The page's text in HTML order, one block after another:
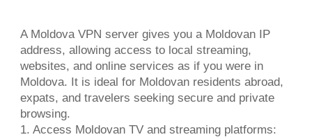
A Moldova VPN server gives you a Moldovan IP
address, allowing access to local streaming,
websites, and online services as if you were in
Moldova. It is ideal for Moldovan residents abroad,
expats, and travelers seeking secure and private
browsing.
1. Access Moldovan TV and streaming platforms: